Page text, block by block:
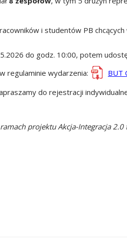
i studentów PB
do godz. 10:00, potem
regulaminie wydarzenia:
BUT
do rejestracji
projektu Akcja-Integracja